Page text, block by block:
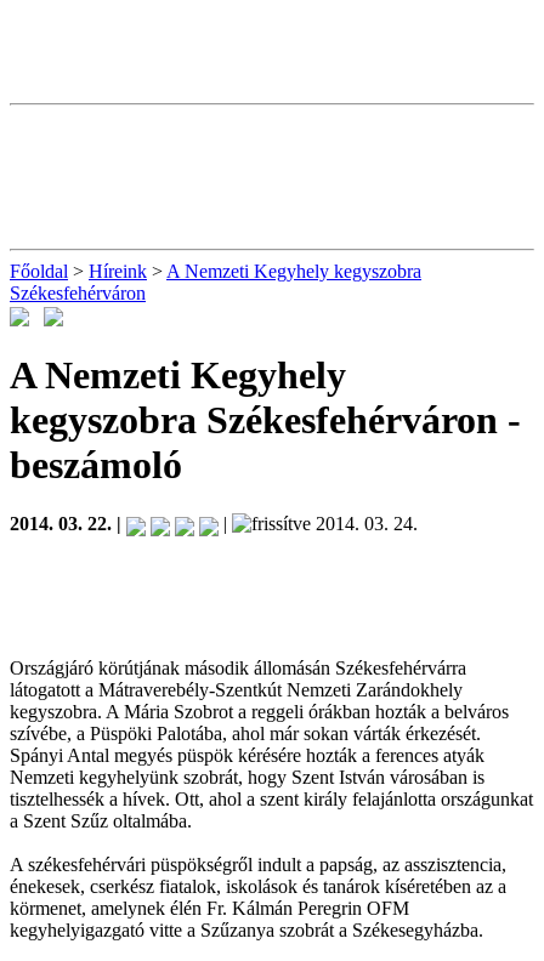
Főoldal > Híreink > A Nemzeti Kegyhely kegyszobra
Székesfehérváron
A Nemzeti Kegyhely
kegyszobra Székesfehérváron -
beszámoló
2014. 03. 22. | | 2014. 03. 24.
Országjáró körútjának második állomásán Székesfehérvárra
látogatott a Mátraverebély-Szentkút Nemzeti Zarándokhely
kegyszobra. A Mária Szobrot a reggeli órákban hozták a belváros
szívébe, a Püspöki Palotába, ahol már sokan várták érkezését.
Spányi Antal megyés püspök kérésére hozták a ferences atyák
Nemzeti kegyhelyünk szobrát, hogy Szent István városában is
tisztelhessék a hívek. Ott, ahol a szent király felajánlotta országunkat
a Szent Szűz oltalmába.
A székesfehérvári püspökségről indult a papság, az asszisztencia,
énekesek, cserkész fiatalok, iskolások és tanárok kíséretében az a
körmenet, amelynek élén Fr. Kálmán Peregrin OFM
kegyhelyigazgató vitte a Szűzanya szobrát a Székesegyházba.